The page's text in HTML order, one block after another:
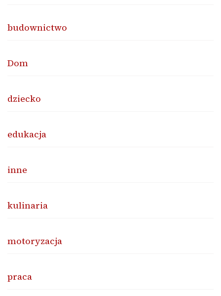
budownictwo
Dom
dziecko
edukacja
inne
kulinaria
motoryzacja
praca